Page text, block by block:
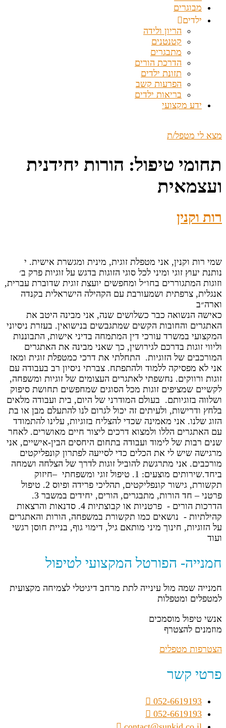
מבוגרים
ילדים
הריון ולידה
קטנטנים
מתבגרים
הדרכת הורים
תזונת ילדים
הפרעות קשב
בריאות ילדים
ידע מקצועי
מצא לי מטפל/ת
תחומי טיפול: הורות יחידנית
ועצמאית
רות וקנין
שמי רות וקנין, אני מטפלת זוגית, מינית ומגשרת אישית. י
נותנת יעוץ זוגי ומיני לכל סוגי הזוגות בדגש על זוגיות פרק ב׳
וזוגות המתגוררים בחו״ל ומחפשים יועצת זוגית שדוברת עברית,
אנגלית, צרפתית ושמעורבת עם הקהילה הישראלית בקנדה
וארה״ב ‏
כאישה הנשואה כבר כשלושים שנה, אני מבינה היטב את
האתגרים והחובות ‏הקשים שמתגבשים בנישואין. בעזרת ניסיוני
המקצועי במשרד עורכי דין ‏המתמחה בדיני אישות, התבוננות
וליווי זוגות בדרכם לגירושין, כך שאני מבינה ‏את האתגרים
המורכבים של הזוגיות. ‏ התחלתי את דרכי כמטפלת זוגית ומאז
אני לא מפסיקה ללמוד ולהתפתח. ‏צברתי ניסיון רב בעבודה עם
זוגות ורווקים. נחשפתי לאתגרים העצומים של ‏זוגיות ומשפחה,
לקשיים שמציפים זוגות מכל הסוגים שמחפשים תחושת סיפוק
‏ושלווה בזוגיותם. ‏ בעולם המודרני של היום, בית ועבודה מלאים
בלחץ ודרישות, ולעיתים זה יכול ‏לגרום לנו להתעלם מבן או בת
הזוג שלנו. אני מאמינה שכדי להצליח בזוגיות, ‏עלינו להתמודד
עם האתגרים הללו ולמצוא דרכים ליצור חיים מאושרים. לאחר
‏שנים רבות של לימוד ועבודה בתחום היחסים הבין-אישיים, אני
מרגישה שיש ‏לי את הכלים כדי לסייעה לפתרון קונפליקטים
מורכבים. אני מתרגשת להוביל ‏זוגות לדרך של הצלחה ושמחה
ביחד.‏שירותים מוצעים: ‏1.‏ טיפול זוגי ומשפחתי ‏‎– ‎חיזוק
תקשורת, גישור קונפליקטים, תהליכי פרידה ופיוס ‏2.‏ טיפול
פרטני –‏‎ ‎חד הורות,‏‎ ‎מתבגרים, הורים, יחידים במשבר ‏3.‏
הדרכות הורים -‏‎ ‎‏ פרטניות או קבוצתיות ‏4.‏ סדנאות והרצאות
קהילתיות -‏‎ ‎‏ נושאים כמו תקשורת במשפחה, הורות והאתגרים
על ‏הזוגיות, חינוך מיני מותאם גיל, דימוי גוף, בניית חוסן רגשי
ועוד ‏
חמנייה- הפורטל המקצועי לטיפול
חמנייה שמה מול עינייה לתת מרחב דיגיטלי לצמיחה מקצועית
למטפלים ומטפלות
אנשי טיפול מוסמכים
מוזמנים להצטרף
הצטרפות מטפלים
פרטי קשר
052-6619193
052-6619193